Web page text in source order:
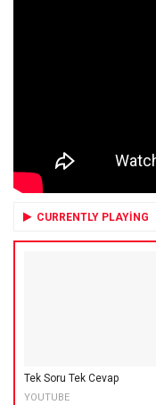
CURRENTLY PLAYING
Tek Soru Tek Cevap
YOUTUBE